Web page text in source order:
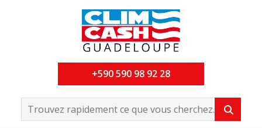
+590 590 98 92 28